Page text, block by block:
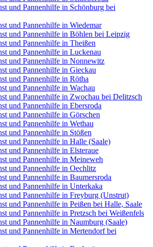
und Pannenhilfe in Schönburg bei
und Pannenhilfe in Wiedemar
und Pannenhilfe in Böhlen bei Leipzig
und Pannenhilfe in Theißen
und Pannenhilfe in Luckenau
und Pannenhilfe in Nonnewitz
und Pannenhilfe in Gieckau
und Pannenhilfe in Rötha
und Pannenhilfe in Wachau
und Pannenhilfe in Zwochau bei Delitzsch
und Pannenhilfe in Ebersroda
und Pannenhilfe in Görschen
und Pannenhilfe in Wethau
und Pannenhilfe in Stößen
und Pannenhilfe in Halle (Saale)
und Pannenhilfe in Elsteraue
und Pannenhilfe in Meineweh
und Pannenhilfe in Oechlitz
und Pannenhilfe in Baumersroda
und Pannenhilfe in Unterkaka
und Pannenhilfe in Freyburg (Unstrut)
und Pannenhilfe in Peißen bei Halle, Saale
und Pannenhilfe in Pretzsch bei Weißenfels
und Pannenhilfe in Naumburg (Saale)
und Pannenhilfe in Mertendorf bei